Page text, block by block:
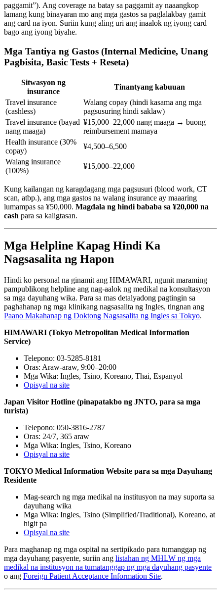
paggamit”). Ang coverage na batay sa paggamit ay naaangkop
lamang kung binayaran mo ang mga gastos sa paglalakbay gamit
ang card na iyon. Suriin kung aling uri ang inaalok ng iyong card
bago ang iyong biyahe.
Mga Tantiya ng Gastos (Internal Medicine, Unang
Pagbisita, Basic Tests + Reseta)
Sitwasyon ng
insurance
Tinantyang kabuuan
Travel insurance
(cashless)
Walang copay (hindi kasama ang mga
pagsusuring hindi saklaw)
Travel insurance (bayad
nang maaga)
¥15,000–22,000 nang maaga → buong
reimbursement mamaya
Health insurance (30%
copay)
¥4,500–6,500
Walang insurance
(100%)
¥15,000–22,000
Kung kailangan ng karagdagang mga pagsusuri (blood work, CT
scan, atbp.), ang mga gastos na walang insurance ay maaaring
lumampas sa ¥50,000. Magdala ng hindi bababa sa ¥20,000 na
cash para sa kaligtasan.
Mga Helpline Kapag Hindi Ka
Nagsasalita ng Hapon
Hindi ko personal na ginamit ang HIMAWARI, ngunit maraming
pampublikong helpline ang nag-aalok ng medikal na konsultasyon
sa mga dayuhang wika. Para sa mas detalyadong pagtingin sa
paghahanap ng mga klinikang nagsasalita ng Ingles, tingnan ang
Paano Makahanap ng Doktong Nagsasalita ng Ingles sa Tokyo.
HIMAWARI (Tokyo Metropolitan Medical Information
Service)
Telepono: 03-5285-8181
Oras: Araw-araw, 9:00–20:00
Mga Wika: Ingles, Tsino, Koreano, Thai, Espanyol
Opisyal na site
Japan Visitor Hotline (pinapatakbo ng JNTO, para sa mga
turista)
Telepono: 050-3816-2787
Oras: 24/7, 365 araw
Mga Wika: Ingles, Tsino, Koreano
Opisyal na site
TOKYO Medical Information Website para sa mga Dayuhang
Residente
Mag-search ng mga medikal na institusyon na may suporta sa
dayuhang wika
Mga Wika: Ingles, Tsino (Simplified/Traditional), Koreano, at
higit pa
Opisyal na site
Para maghanap ng mga ospital na sertipikado para tumanggap ng
mga dayuhang pasyente, suriin ang listahan ng MHLW ng mga
medikal na institusyon na tumatanggap ng mga dayuhang pasyente
o ang Foreign Patient Acceptance Information Site.